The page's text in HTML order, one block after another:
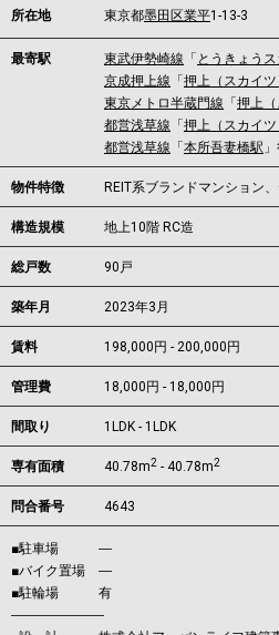
所在地 東京都墨田区業平1-13-3
最寄駅 東武伊勢崎線 「 とうきょう
京成押上線 「 押上（スカイ
東京メトロ半蔵門線 「 押上
都営浅草線 「 押上（スカイ
都営浅草線 「 本所吾妻橋駅
物件特徴 REIT系ブランドマンション
構造規模 地上10階 RC造
総戸数 90戸
築年月 2023年3月
賃料 198,000円 - 200,000円
管理費 18,000円 - 18,000円
間取り 1LDK - 1LDK
専有面積 40.78m2 - 40.78m2
問合番号 4643
■駐車場 ―
■バイク置場 ―
■駐輪場 有
―――――――